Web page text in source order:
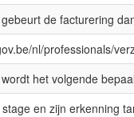
de facturering
nl/professionals/
het volgende
en zijn erkenning